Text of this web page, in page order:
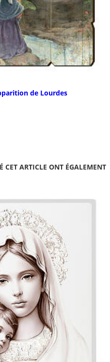
de Lourdes
CET ARTICLE ONT ÉGALEMENT